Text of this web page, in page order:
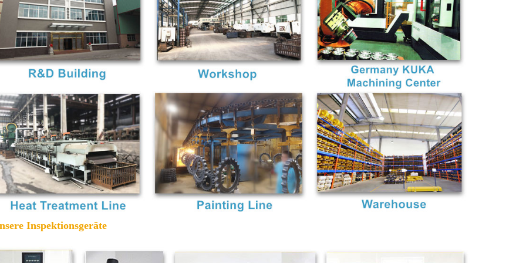
Inspektionsgeräte